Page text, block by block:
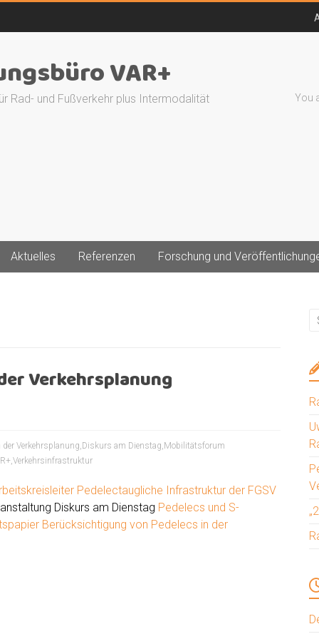
VAR+
Rad- und Fußverkehr plus Intermodalität You
Aktuelles Referenzen Forschung und
Verkehrsplanung
der Verkehrsplanung, Diskurs am Dienstag, Mobilitätsforum
,Verkehrsinfrastruktur
Pedelectaugliche Infrastruktur der FGSV
Diskurs am Dienstag Pedelecs und S-
Berücksichtigung von Pedelecs in der